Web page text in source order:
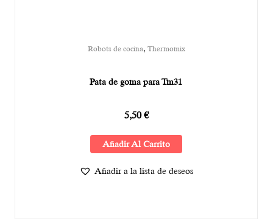
Robots de cocina, Thermomix
Pata de goma para Tm31
5,50€
Añadir Al Carrito
Añadir a la lista de deseos